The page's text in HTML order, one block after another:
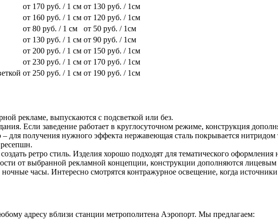
от 170 руб. / 1 см от 130 руб. / 1см
от 160 руб. / 1 см от 120 руб. / 1см
от 80 руб. / 1 см
от 50 руб. / 1см
от 130 руб. / 1 см от 90 руб. / 1см
от 200 руб. / 1 см от 150 руб. / 1см
от 230 руб. / 1 см от 170 руб. / 1см
от 250 руб. / 1 см от 190 руб. / 1см
рекламе, выпускаются с подсветкой или без.
Если заведение работает в круглосуточном режиме, конструкция
для получения нужного эффекта нержавеющая сталь покрывается нитридом
ретро стиль. Изделия хорошо подходят для тематического
от выбранной рекламной концепции, конструкции дополняются
часы. Интересно смотрятся контражурное освещение, когда
адресу вблизи станции метрополитена Аэропорт. Мы предлагаем: